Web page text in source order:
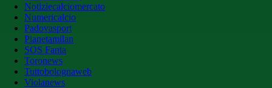
Notiziecalciomercato
Numericalcio
Padovasport
Pianetamilan
SOS Fanta
Toronews
Tuttobolognaweb
Violanews